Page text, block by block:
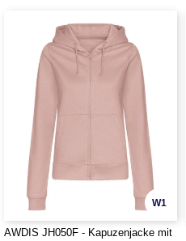
W1
AWDIS JH050F - Kapuzenjacke mit